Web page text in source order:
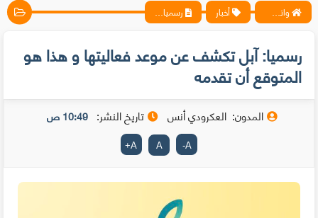
واتس آب ، فيسبوك ، أنترنت ، شروحات تقنية حصرية - المحترف أخبار رسميا: آبل تكشف عن موعد فعاليتها و هذا هو المتوقع أن تقدمه
رسميا: آبل تكشف عن موعد فعاليتها و هذا هو
المتوقع أن تقدمه
المدون: العكرودي أنس تاريخ النشر: 10:49 ص
A
-
A
A
+